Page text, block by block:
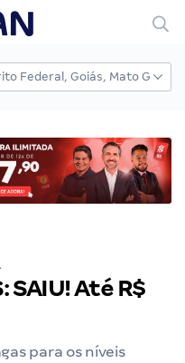
SAIU! Até R$
para os níveis